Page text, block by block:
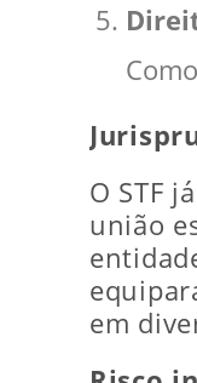
O STF
união
em